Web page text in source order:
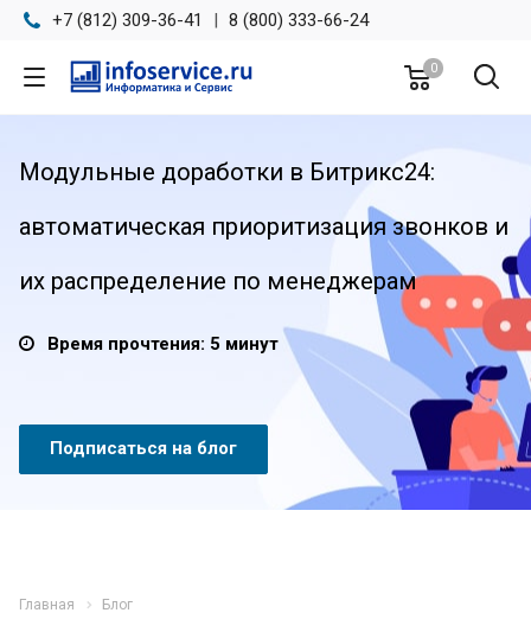
+7 (812) 309-36-41 | 8 (800) 333-66-24
0
Модульные доработки в Битрикс24:
автоматическая приоритизация звонков и
их распределение по менеджерам
Время прочтения: 5 минут
Подписаться на блог
Главная Блог